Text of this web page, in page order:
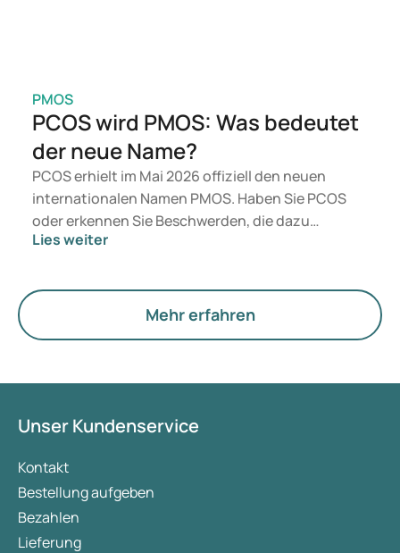
PMOS
PCOS wird PMOS: Was bedeutet
der neue Name?
PCOS erhielt im Mai 2026 offiziell den neuen
internationalen Namen PMOS. Haben Sie PCOS
oder erkennen Sie Beschwerden, die dazu
passen? Medizinisch ändert sich vorerst nichts.
Hormone, den Stoffwechsel und die Funktion der
Lies weiter
Mehr erfahren
Unser Kundenservice
Kontakt
Bestellung aufgeben
Bezahlen
Lieferung